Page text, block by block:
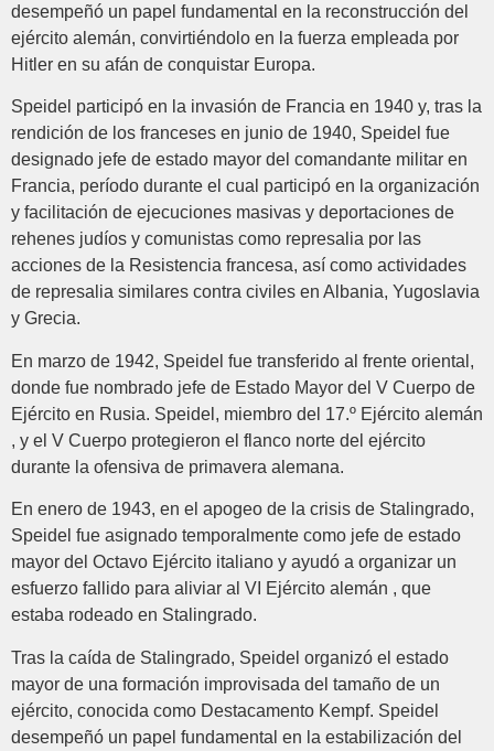
desempeñó un papel fundamental en la reconstrucción del
ejército alemán, convirtiéndolo en la fuerza empleada por
Hitler en su afán de conquistar Europa.
Speidel participó en la invasión de Francia en 1940 y, tras la
rendición de los franceses en junio de 1940, Speidel fue
designado jefe de estado mayor del comandante militar en
Francia, período durante el cual participó en la organización
y facilitación de ejecuciones masivas y deportaciones de
rehenes judíos y comunistas como represalia por las
acciones de la Resistencia francesa, así como actividades
de represalia similares contra civiles en Albania, Yugoslavia
y Grecia.
En marzo de 1942, Speidel fue transferido al frente oriental,
donde fue nombrado jefe de Estado Mayor del V Cuerpo de
Ejército en Rusia. Speidel, miembro del 17.º Ejército alemán
, y el V Cuerpo protegieron el flanco norte del ejército
durante la ofensiva de primavera alemana.
En enero de 1943, en el apogeo de la crisis de Stalingrado,
Speidel fue asignado temporalmente como jefe de estado
mayor del Octavo Ejército italiano y ayudó a organizar un
esfuerzo fallido para aliviar al VI Ejército alemán , que
estaba rodeado en Stalingrado.
Tras la caída de Stalingrado, Speidel organizó el estado
mayor de una formación improvisada del tamaño de un
ejército, conocida como Destacamento Kempf. Speidel
desempeñó un papel fundamental en la estabilización del